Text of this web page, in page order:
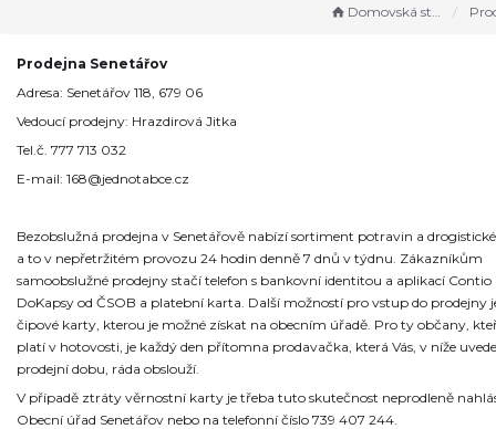
Domovská stránka
Prodejna Senetářov
Adresa: Senetářov 118, 679 06
Vedoucí prodejny: Hrazdirová Jitka
Tel.č. 777 713 032
E-mail: 168@jednotabce.cz
Bezobslužná prodejna v Senetářově nabízí sortiment potravin a
a to v nepřetržitém provozu 24 hodin denně 7 dnů v týdnu. Zákazníkům
samoobslužné prodejny stačí telefon s bankovní identitou a aplikací Contio
DoKapsy od ČSOB a platební karta. Další možností pro vstup do prodejny
čipové karty, kterou je možné získat na obecním úřadě. Pro ty občany,
platí v hotovosti, je každý den přítomna prodavačka, která Vás, v níže
prodejní dobu, ráda obslouží.
V případě ztráty věrnostní karty je třeba tuto skutečnost neprodleně
Obecní úřad Senetářov nebo na telefonní číslo 739 407 244.